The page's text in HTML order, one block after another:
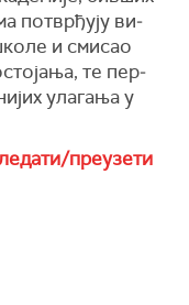
по­твр­ђу­ју ви­
и сми­сао
те пер­
ула­га­ња у
преузети